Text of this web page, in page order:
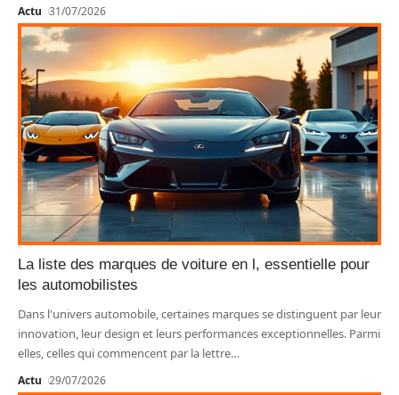
Actu 31/07/2026
La liste des marques de voiture en l, essentielle pour
les automobilistes
Dans l'univers automobile, certaines marques se distinguent par leur
innovation, leur design et leurs performances exceptionnelles. Parmi
elles, celles qui commencent par la lettre…
Actu 29/07/2026